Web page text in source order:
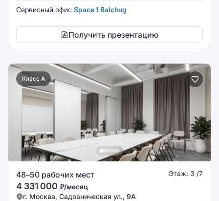
Сервисный офис Space 1 Balchug
Получить презентацию
Класс A
48–50 рабочих мест Этаж: 3 /7
4 331 000 ₽/месяц
г. Москва, Садовническая ул., 9А